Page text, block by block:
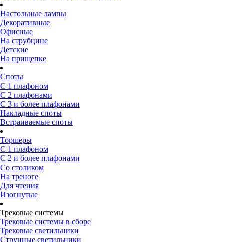
Настольные лампы
Декоративные
Офисные
На струбцине
Детские
На прищепке
Споты
С 1 плафоном
С 2 плафонами
С 3 и более плафонами
Накладные споты
Встраиваемые споты
Торшеры
С 1 плафоном
С 2 и более плафонами
Со столиком
На треноге
Для чтения
Изогнутые
Трековые системы
Трековые системы в сборе
Трековые светильники
Струнные светильники